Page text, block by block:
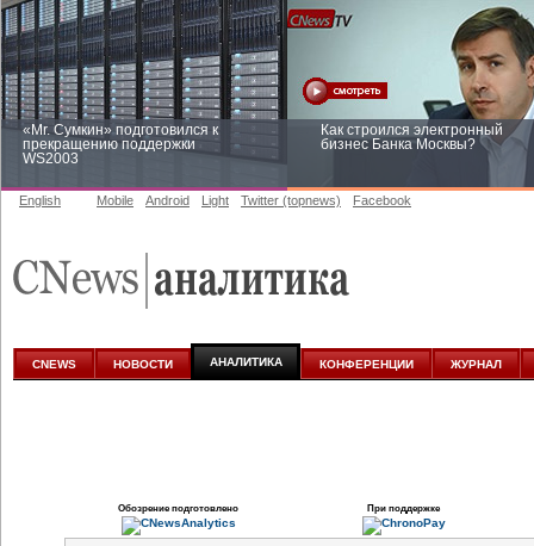
«Mr. Сумкин» подготовился к
прекращению поддержки
WS2003
Как строился электронный
бизнес Банка Москвы?
аналитике
English Mobile Android Light Twitter (topnews) Facebook
CNEWS НОВОСТИ АНАЛИТИКА КОНФЕРЕНЦИИ ЖУРНАЛ
Обозрение подготовлено При поддержке